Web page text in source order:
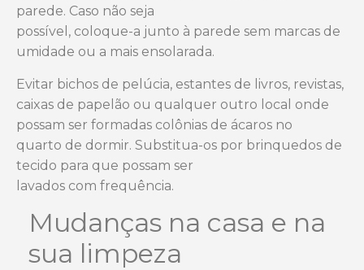
parede. Caso não seja
possível, coloque-a junto à parede sem marcas de
umidade ou a mais ensolarada.
Evitar bichos de pelúcia, estantes de livros, revistas,
caixas de papelão ou qualquer outro local onde
possam ser formadas colônias de ácaros no
quarto de dormir. Substitua-os por brinquedos de
tecido para que possam ser
lavados com frequência.
Mudanças na casa e na
sua limpeza